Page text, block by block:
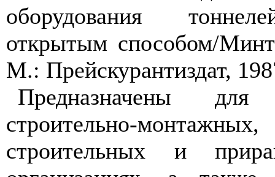
оборудования
открытым способом/
М.: Прейскурантиздат,
Предназначены
строительно-
строительных и